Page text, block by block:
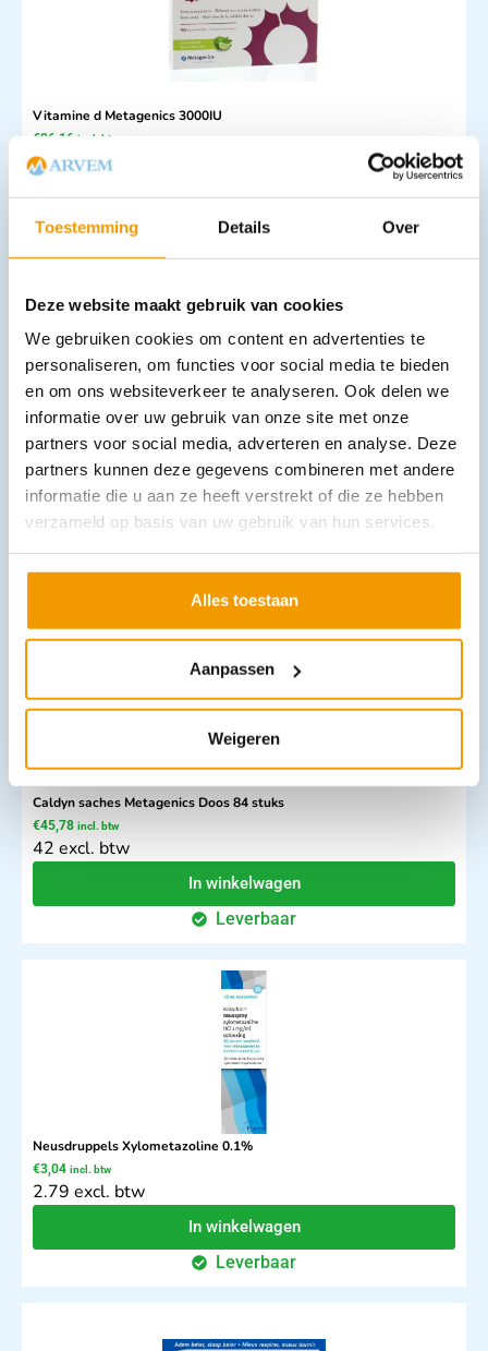
Toestemming Details Over
Deze website maakt gebruik van cookies
We gebruiken cookies om content en advertenties te
personaliseren, om functies voor social media te bieden
en om ons websiteverkeer te analyseren. Ook delen we
informatie over uw gebruik van onze site met onze
partners voor social media, adverteren en analyse. Deze
partners kunnen deze gegevens combineren met andere
informatie die u aan ze heeft verstrekt of die ze hebben
verzameld op basis van uw gebruik van hun services.
Alles toestaan
Aanpassen
Weigeren
Vitamine d Metagenics 3000IU
€26,16 incl. btw
24 excl. btw
In winkelwagen
Leverbaar
Vitamine C Metagenics ESTEROL 675
34 excl. btw
Leverbaar
Caldyn saches Metagenics Doos 84 stuks
€45,78 incl. btw
42 excl. btw
In winkelwagen
Leverbaar
Neusdruppels Xylometazoline 0.1%
€3,04 incl. btw
2.79 excl. btw
In winkelwagen
Leverbaar